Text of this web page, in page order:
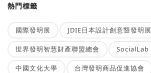
熱門標籤
國際發明展 JDIE日本設計創意暨發明展
世界發明智慧財產聯盟總會 SocialLab
中國文化大學 台灣發明商品促進協會